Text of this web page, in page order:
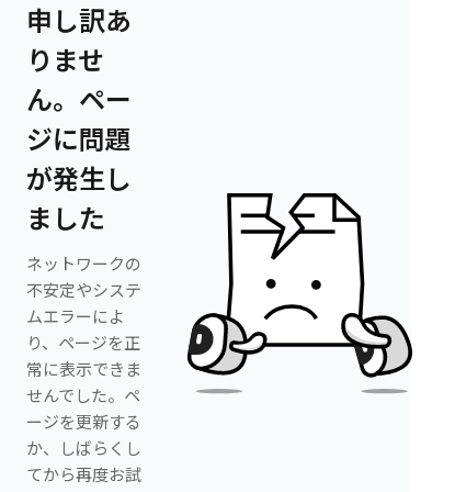
申し訳あ
りませ
ん。ペー
ジに問題
が発生し
ました
ネットワークの
不安定やシステ
ムエラーによ
り、ページを正
常に表示できま
せんでした。ペ
ージを更新する
か、しばらくし
てから再度お試